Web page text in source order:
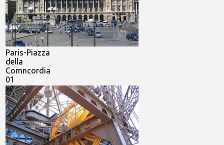
Paris-Piazza
della
Comncordia
01